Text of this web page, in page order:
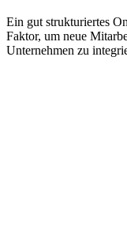
Ein gut strukturiertes
Faktor, um neue
Unternehmen zu